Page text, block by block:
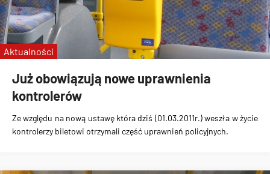
Już obowiązują nowe uprawnienia
kontrolerów
Ze względu na nową ustawę która dziś (01.03.2011r.) weszła w życie
kontrolerzy biletowi otrzymali część uprawnień policyjnych.
Aktualności